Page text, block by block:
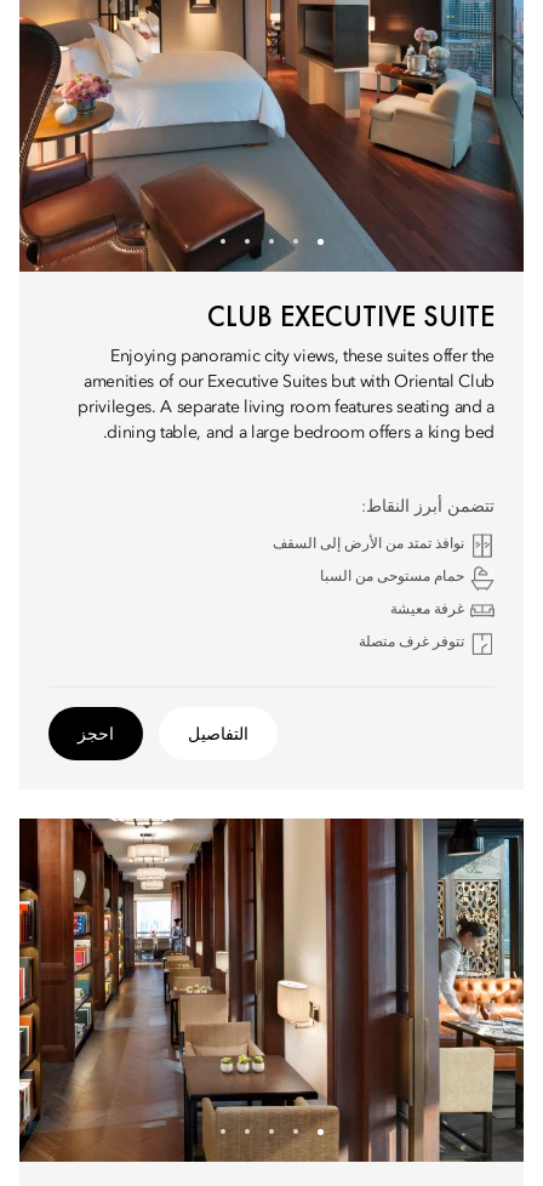
CLUB EXECUTIVE SUITE
Enjoying panoramic city views, these suites offer the
amenities of our Executive Suites but with Oriental Club
privileges. A separate living room features seating and a
dining table, and a large bedroom offers a king bed.
تتضمن أبرز النقاط:
نوافذ تمتد من الأرض إلى السقف
حمام مستوحى من السبا
غرفة معيشة
تتوفر غرف متصلة
التفاصيل احجز